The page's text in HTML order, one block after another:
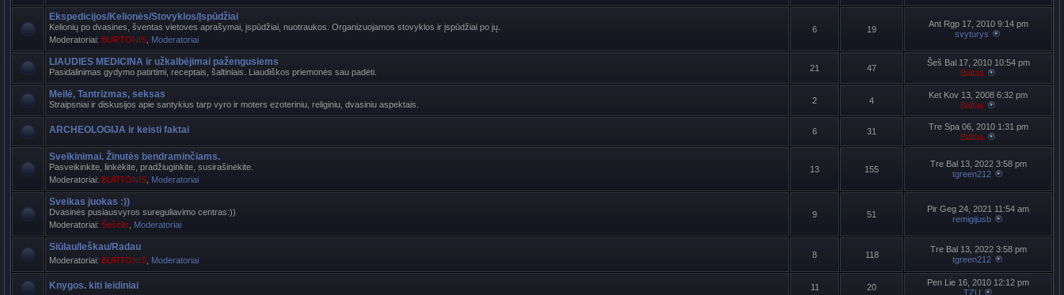
Ekspedicijos/Kelionės/Stovyklos/Įspūdžiai
Kelionių po dvasines, šventas vietoves aprašymai, įspūdžiai, nuotraukos. Organizuojamos stovyklos ir įspūdžiai po jų.
Moderatoriai: BURTONIS Moderatoriai
6 19
Ant Rgp 17, 2010 9:14 pm
svyturys
LIAUDIES MEDICINA ir užkalbėjimai pažengusiems
Pasidalinimas gydymo patirtimi, receptais, šaltiniais. Liaudiškos priemonės sau padėti. 21 47
Šeš Bal 17, 2010 10:54 pm
Baltas
Meilė, Tantrizmas, seksas
Straipsniai ir diskusijos apie santykius tarp vyro ir moters ezoteriniu, religiniu, dvasiniu aspektais. 2 4
Ket Kov 13, 2008 6:32 pm
Baltas
ARCHEOLOGIJA ir keisti faktai 6 31
Tre Spa 06, 2010 1:31 pm
Baltas
Sveikinimai. Žinutės bendraminčiams.
Pasveikinkite, linkėkite, pradžiuginkite, susirašinėkite.
Moderatoriai: BURTONIS Moderatoriai
13 155
Tre Bal 13, 2022 3:58 pm
tgreen212
Sveikas juokas :))
Dvasinės pusiausvyros sureguliavimo centras:))
Moderatoriai: Šešėlis Moderatoriai
9 51
Pir Geg 24, 2021 11:54 am
remigijusb
Siūlau/Ieškau/Radau
Moderatoriai: BURTONIS Moderatoriai
8 118
Tre Bal 13, 2022 3:58 pm
tgreen212
Knygos. kiti leidiniai 11 20
Pen Lie 16, 2010 12:12 pm
TZU